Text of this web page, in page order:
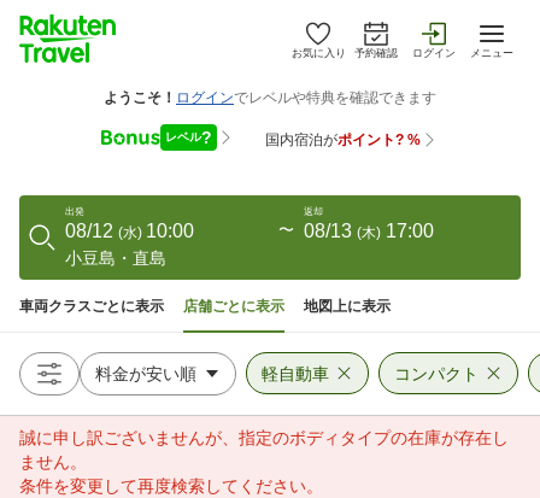
お気に入り 予約確認 ログイン メニュー
出発
08/12 (水) 10:00 〜
返却
08/13 (木) 17:00
小豆島・直島
車両クラスごとに表示 店舗ごとに表示 地図上に表示
軽自動車 コンパクト
誠に申し訳ございませんが、指定のボディタイプの在庫が存在し
ません。
条件を変更して再度検索してください。